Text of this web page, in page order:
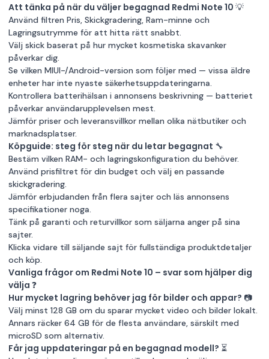
Att tänka på när du väljer begagnad Redmi Note 10 💡
Använd filtren Pris, Skickgradering, Ram-minne och
Lagringsutrymme för att hitta rätt snabbt.
Välj skick baserat på hur mycket kosmetiska skavanker
påverkar dig.
Se vilken MIUI-/Android-version som följer med — vissa äldre
enheter har inte nyaste säkerhetsuppdateringarna.
Kontrollera batterihälsan i annonsens beskrivning — batteriet
påverkar användarupplevelsen mest.
Jämför priser och leveransvillkor mellan olika nätbutiker och
marknadsplatser.
Köpguide: steg för steg när du letar begagnat 🔧
Bestäm vilken RAM- och lagringskonfiguration du behöver.
Använd prisfiltret för din budget och välj en passande
skickgradering.
Jämför erbjudanden från flera sajter och läs annonsens
specifikationer noga.
Tänk på garanti och returvillkor som säljarna anger på sina
sajter.
Klicka vidare till säljande sajt för fullständiga produktdetaljer
och köp.
Vanliga frågor om Redmi Note 10 – svar som hjälper dig
välja ❓
Hur mycket lagring behöver jag för bilder och appar? 📷
Välj minst 128 GB om du sparar mycket video och bilder lokalt.
Annars räcker 64 GB för de flesta användare, särskilt med
microSD som alternativ.
Får jag uppdateringar på en begagnad modell? ⏳